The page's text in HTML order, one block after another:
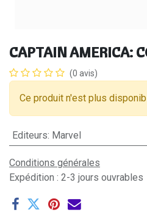
CAPTAIN AMERICA:
(0 avis)
Ce produit n'est plus
Editeurs: Marvel
Conditions générales
Expédition : 2-3 jours ouvrables